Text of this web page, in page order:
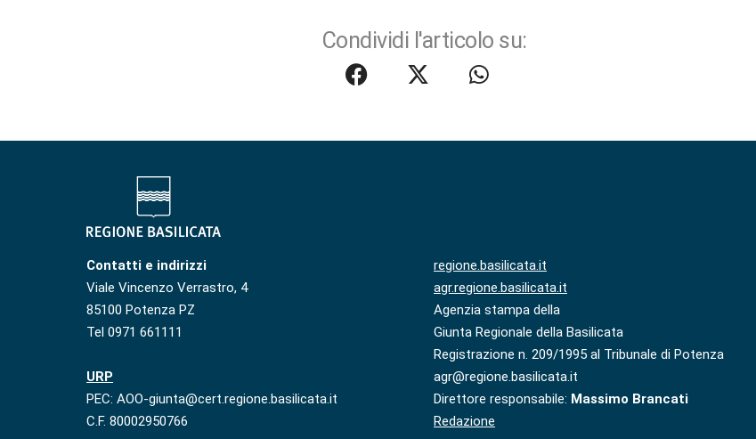
Condividi l'articolo su:
Contatti e indirizzi
Viale Vincenzo Verrastro, 4
85100 Potenza PZ
Tel 0971 661111
URP
PEC: AOO-giunta@cert.regione.basilicata.it
C.F. 80002950766
regione.basilicata.it
agr.regione.basilicata.it
Agenzia stampa della
Giunta Regionale della Basilicata
Registrazione n. 209/1995 al Tribunale di Potenza
agr@regione.basilicata.it
Direttore responsabile: Massimo Brancati
Redazione